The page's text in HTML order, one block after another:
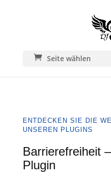
Seite wählen
ENTDECKEN SIE DIE
UNSEREN PLUGINS
Barrierefreiheit
Plugin